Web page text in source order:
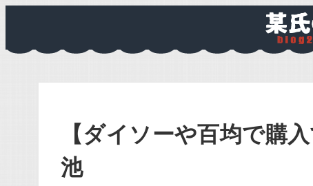
【ダイソーや百均で購
池